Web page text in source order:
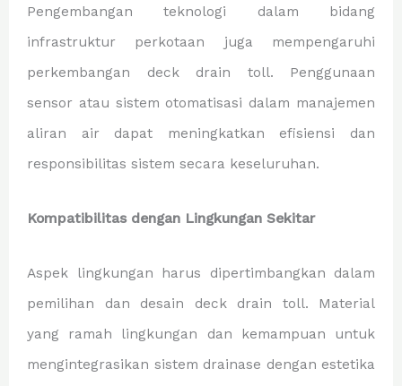
Pengembangan teknologi dalam bidang
infrastruktur perkotaan juga mempengaruhi
perkembangan deck drain toll. Penggunaan
sensor atau sistem otomatisasi dalam manajemen
aliran air dapat meningkatkan efisiensi dan
responsibilitas sistem secara keseluruhan.
Kompatibilitas dengan Lingkungan Sekitar
Aspek lingkungan harus dipertimbangkan dalam
pemilihan dan desain deck drain toll. Material
yang ramah lingkungan dan kemampuan untuk
mengintegrasikan sistem drainase dengan estetika